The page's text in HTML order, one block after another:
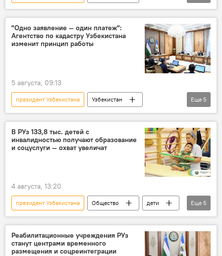
госслужащие
зарплата
Презентация
Шавкат Мирзиёев
"Одно заявление — один платеж":
Агентство по кадастру Узбекистана
изменит принцип работы
5 августа, 09:13
президент Узбекистана
Узбекистан
Общество
Недвижимость
кадастр
Презентация
Шавкат Мирзиёев
Еще 5
В РУз 133,8 тыс. детей с
инвалидностью получают образование
и соцуслуги — охват увеличат
4 августа, 13:20
президент Узбекистана Общество
дети
лица с инвалидностью
Образование
социальная поддержка
сфера услуг
Презентация
Еще 5
Реабилитационные учреждения РУз
станут центрами временного
размещения и соцреинтеграции